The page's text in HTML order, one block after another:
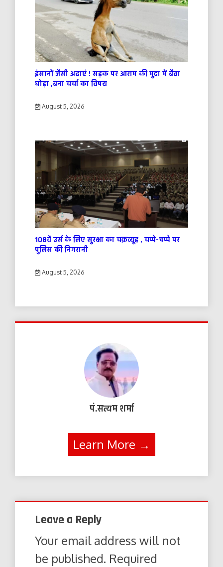
इंसानों जैसी अदाएं ! सड़क पर आराम की मुद्रा में बैठा
घोड़ा ,बना चर्चा का विषय
August 5, 2026
108वें उर्स के लिए सुरक्षा का चक्रव्यूह , चप्पे-चप्पे पर
पुलिस की निगरानी
August 5, 2026
पं.सत्यम शर्मा
Learn More →
Leave a Reply
Your email address will not
be published. Required